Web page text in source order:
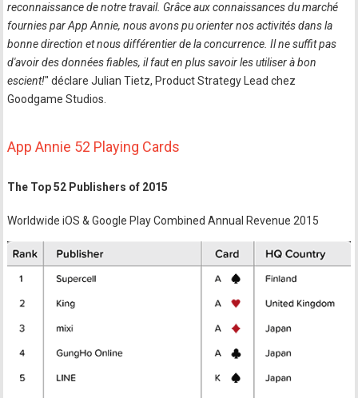
reconnaissance de notre travail. Grâce aux connaissances du marché
fournies par App Annie, nous avons pu orienter nos activités dans la
bonne direction et nous différentier de la concurrence. Il ne suffit pas
d'avoir des données fiables, il faut en plus savoir les utiliser à bon
escient!" déclare Julian Tietz, Product Strategy Lead chez
Goodgame Studios.
App Annie 52 Playing Cards
The Top 52 Publishers of 2015
Worldwide iOS & Google Play Combined Annual Revenue 2015